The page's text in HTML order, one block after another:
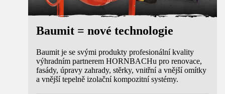
Baumit = nové technologie
Baumit je se svými produkty profesionální kvality
výhradním partnerem HORNBACHu pro renovace,
fasády, úpravy zahrady, stěrky, vnitřní a vnější omítky
a vnější tepelně izolační kompozitní systémy.